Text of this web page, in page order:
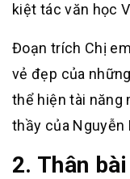
kiệt tác văn học
Đoạn trích Chị
vẻ đẹp của
thể hiện tài năng
thầy của Nguyễn
2. Thân bài